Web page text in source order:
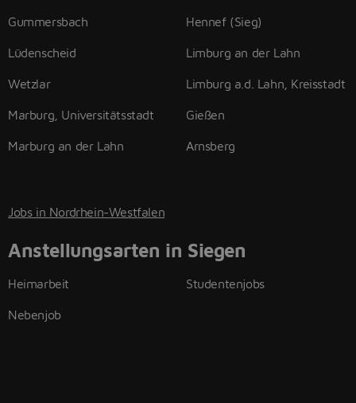
Gummersbach
Lüdenscheid
Wetzlar
Marburg, Universitätsstadt
Marburg an der Lahn
Hennef (Sieg)
Limburg an der Lahn
Limburg a.d. Lahn, Kreisstadt
Gießen
Arnsberg
Jobs in Nordrhein-Westfalen
Anstellungsarten in Siegen
Heimarbeit
Nebenjob
Studentenjobs